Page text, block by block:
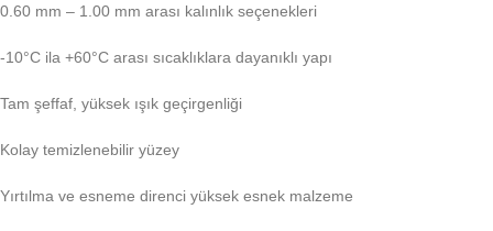
0.60 mm – 1.00 mm arası kalınlık seçenekleri
-10°C ila +60°C arası sıcaklıklara dayanıklı yapı
Tam şeffaf, yüksek ışık geçirgenliği
Kolay temizlenebilir yüzey
Yırtılma ve esneme direnci yüksek esnek malzeme